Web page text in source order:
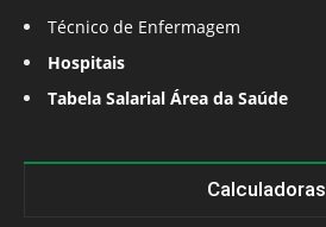
Técnico de Enfermagem
Hospitais
Tabela Salarial Área da Saúde
Calculadoras